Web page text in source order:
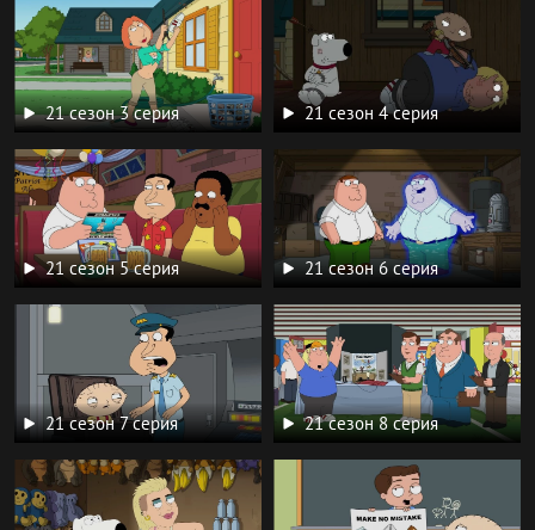
21 сезон 3 серия 21 сезон 4 серия
21 сезон 5 серия 21 сезон 6 серия
21 сезон 7 серия 21 сезон 8 серия